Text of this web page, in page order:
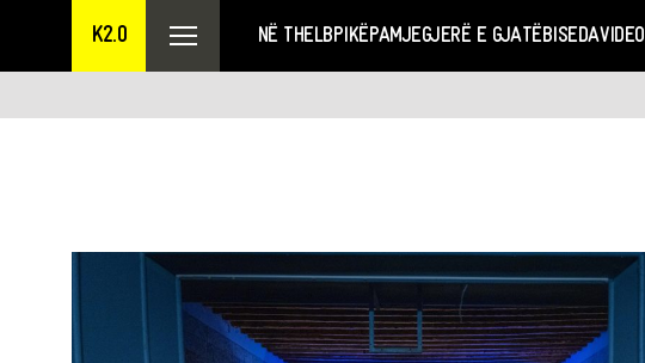
K2.0 NË THELBPIKËPAMJEGJERË E GJATËBISEDAVIDEO